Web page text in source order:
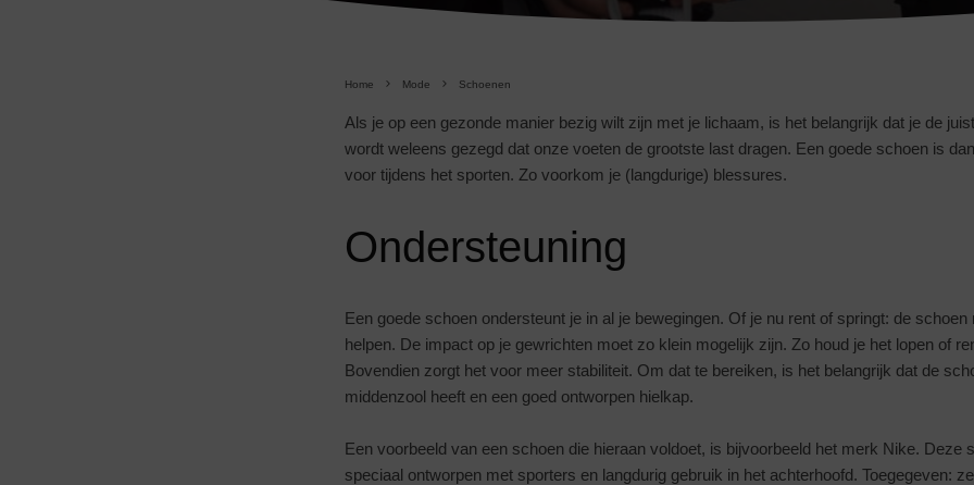
Home Mode Schoenen
Als je op een gezonde manier bezig wilt zijn met je lichaam, is het belangrijk dat je de
wordt weleens gezegd dat onze voeten de grootste last dragen. Een goede schoen is
voor tijdens het sporten. Zo voorkom je (langdurige) blessures.
Ondersteuning
Een goede schoen ondersteunt je in al je bewegingen. Of je nu rent of springt: de schoen
helpen. De impact op je gewrichten moet zo klein mogelijk zijn. Zo houd je het lopen of
Bovendien zorgt het voor meer stabiliteit. Om dat te bereiken, is het belangrijk dat de
middenzool heeft en een goed ontworpen hielkap.
Een voorbeeld van een schoen die hieraan voldoet, is bijvoorbeeld het merk Nike. Deze
speciaal ontworpen met sporters en langdurig gebruik in het achterhoofd. Toegegeven: